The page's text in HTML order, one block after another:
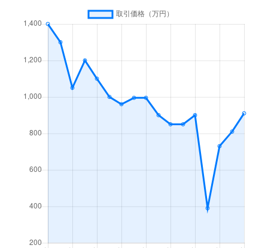
450万円 上諏訪
小和田南
小和田南
200万円
大字四賀
1,300万円
上諏訪
徒歩2時間
徒歩45分
徒歩2時間
大字四賀
徒歩45分
大字四賀
2,000万円 上諏訪
徒歩45分